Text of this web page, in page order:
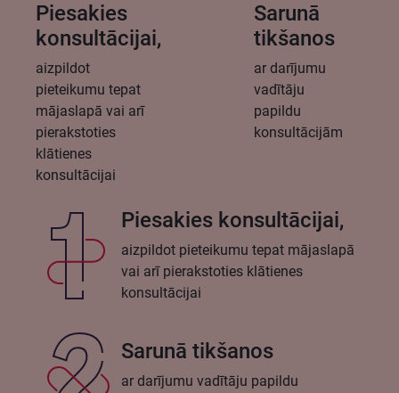
Piesakies
konsultācijai,
aizpildot
pieteikumu tepat
mājaslapā vai arī
pierakstoties
klātienes
konsultācijai
Sarunā
tikšanos
ar darījumu
vadītāju
papildu
konsultācijām
Piesakies konsultācijai,
aizpildot pieteikumu tepat mājaslapā
vai arī pierakstoties klātienes
konsultācijai
Sarunā tikšanos
ar darījumu vadītāju papildu